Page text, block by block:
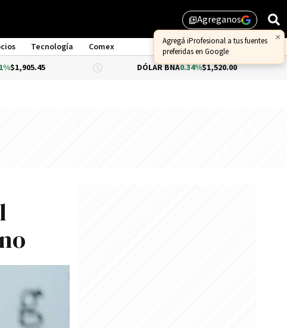
library_addAgreganos
×
Agregá iProfesional a tus fuentes
preferidas en Google
Tecnología
Comex
DÓLAR BNA 0.34%$1,520.00 DÓLAR